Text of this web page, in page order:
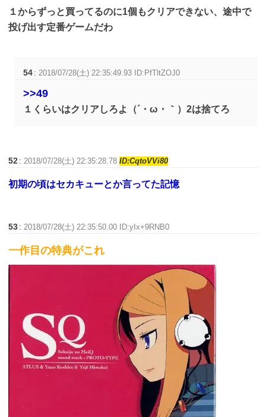
１からずっと買ってるのに1個もクリアできない、途中で
投げ出す定番ゲームだわ
54 :2018/07/28(土) 22:35:49.93 ID:PfTltZOJ0
>>49
１くらいはクリアしろよ（´・ω・｀）2は捨てろ
52 :2018/07/28(土) 22:35:28.78ID:CqtoVVi80
初期の頃はセカキューとか言ってた記憶
53 :2018/07/28(土) 22:35:50.00 ID:yIx+9RNB0
一作目の特典がこれ